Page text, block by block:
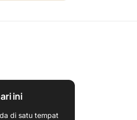
ini
di satu tempat